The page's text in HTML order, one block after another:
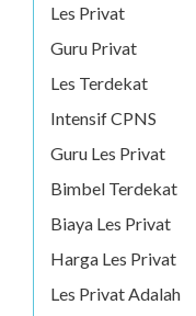
Les Privat
Guru Privat
Les Terdekat
Intensif CPNS
Guru Les Privat
Bimbel Terdekat
Biaya Les Privat
Harga Les Privat
Les Privat Adalah